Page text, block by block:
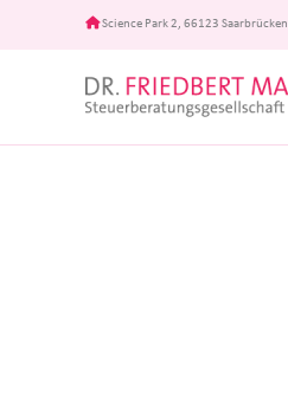
Science Park 2, 66123 Saarbrücken